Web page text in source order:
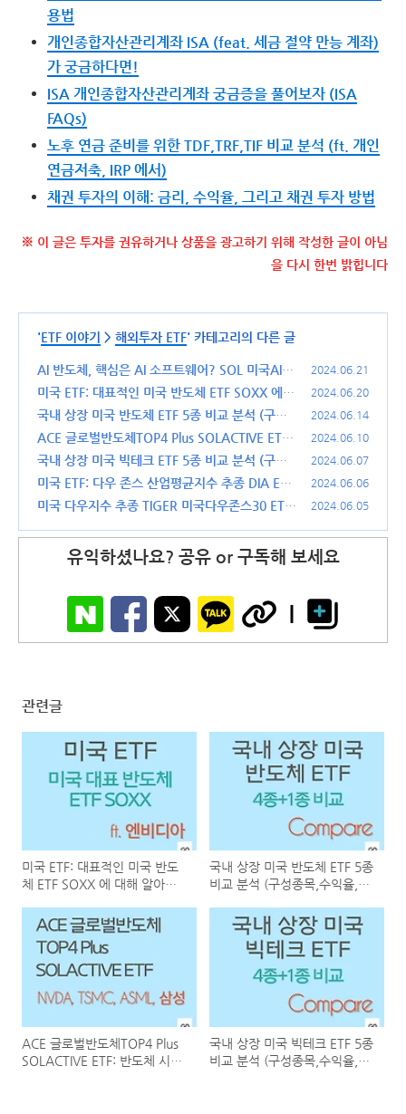
용법
개인종합자산관리계좌 ISA (feat. 세금 절약 만능 계좌)
가 궁금하다면!
ISA 개인종합자산관리계좌 궁금증을 풀어보자 (ISA
FAQs)
노후 연금 준비를 위한 TDF,TRF,TIF 비교 분석 (ft. 개인
연금저축, IRP 에서)
채권 투자의 이해: 금리, 수익율, 그리고 채권 투자 방법
※ 이 글은 투자를 권유하거나 상품을 광고하기 위해 작성한 글이 아님
을 다시 한번 밝힙니다
'ETF 이야기 > 해외투자 ETF' 카테고리의 다른 글
AI 반도체, 핵심은 AI 소프트웨어? SOL 미국AI소
프트웨어 ETF 분석 (481180)
(0)
2024.06.21
미국 ETF: 대표적인 미국 반도체 ETF SOXX 에
대해 알아보자
(0)
2024.06.20
국내 상장 미국 반도체 ETF 5종 비교 분석 (구성
종목,수익율,수수료)
(0)
2024.06.14
ACE 글로벌반도체TOP4 Plus SOLACTIVE ETF:
반도체 시장 투자를 위한 매력적인 선택인가?
2024.06.10
국내 상장 미국 빅테크 ETF 5종 비교 분석 (구성
종목,수익율,수수료 등)
(0)
2024.06.07
미국 ETF: 다우 존스 산업평균지수 추종 DIA ETF
를 알아보자
(0)
2024.06.06
미국 다우지수 추종 TIGER 미국다우존스30 ETF
2024.06.05
유익하셨나요? 공유 or 구독해 보세요
관련글
미국 ETF: 대표적인 미국 반도
체 ETF SOXX 에 대해 알아보
국내 상장 미국 반도체 ETF 5종
비교 분석 (구성종목,수익율,수
ACE 글로벌반도체TOP4 Plus
SOLACTIVE ETF: 반도체 시장
국내 상장 미국 빅테크 ETF 5종
비교 분석 (구성종목,수익율,수